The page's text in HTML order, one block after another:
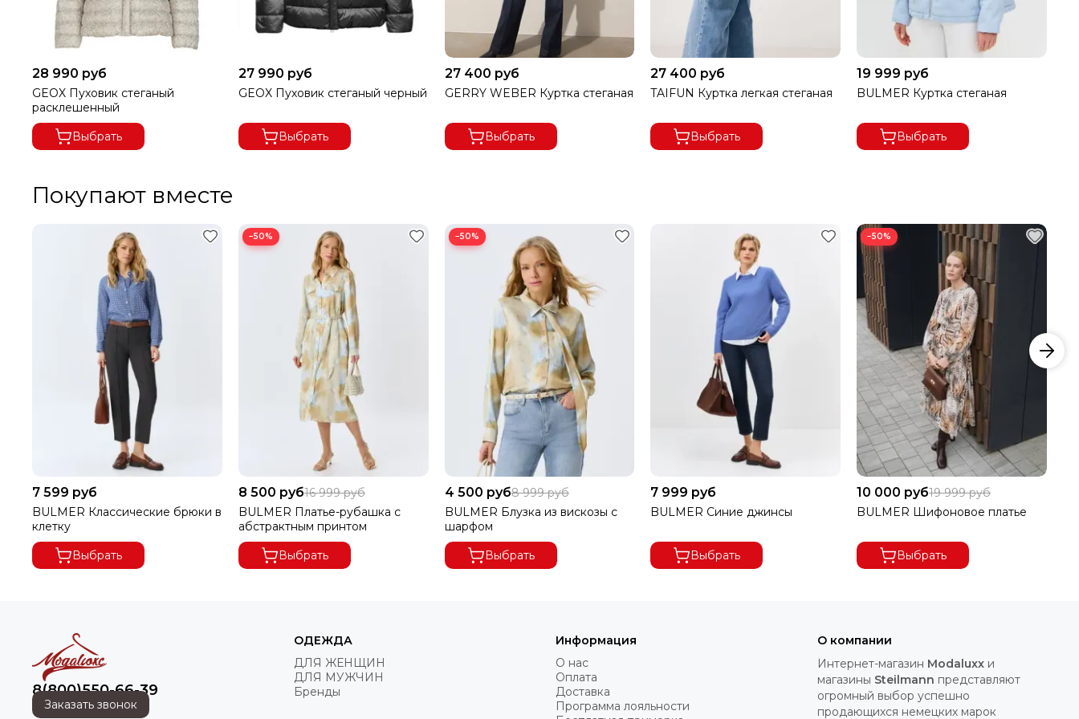
ПРИ ОТКАЗЕ ОТ ПОСЫЛКИ И ЕСЛИ СУММА ТОВАРА ПРИ ЧАСТИЧНОМ ВЫКУПЕ
ЗАКАЗА МЕНЕЕ 8000 РУБ., ПОЛУЧАТЕЛЬ ОПЛАЧИВАЕТ ДОСТАВКУ 100%.
28 990 руб
GEOX Пуховик стеганый
расклешенный
Выбрать
27 990 руб
GEOX Пуховик стеганый черный
Выбрать
27 400 руб
GERRY WEBER Куртка стеганая
Выбрать
27 400 руб
TAIFUN Куртка легкая стеганая
Выбрать
19 999 руб
BULMER Куртка стеганая
Выбрать
Покупают вместе
7 599 руб
BULMER Классические брюки в
клетку
Выбрать
−50%
8 500 руб16 999 руб
BULMER Платье-рубашка с
абстрактным принтом
Выбрать
−50%
4 500 руб8 999 руб
BULMER Блузка из вискозы с
шарфом
Выбрать
7 999 руб
BULMER Синие джинсы
Выбрать
−50%
10 000 руб19 999 руб
BULMER Шифоновое платье
Выбрать
8(800)550-66-39
Заказать звонок
ОДЕЖДА
ДЛЯ ЖЕНЩИН
ДЛЯ МУЖЧИН
Бренды
Информация
О нас
Оплата
Доставка
Программа лояльности
О компании
Интернет-магазин Modaluxx и
магазины Steilmann представляют
огромный выбор успешно
продающихся немецких марок